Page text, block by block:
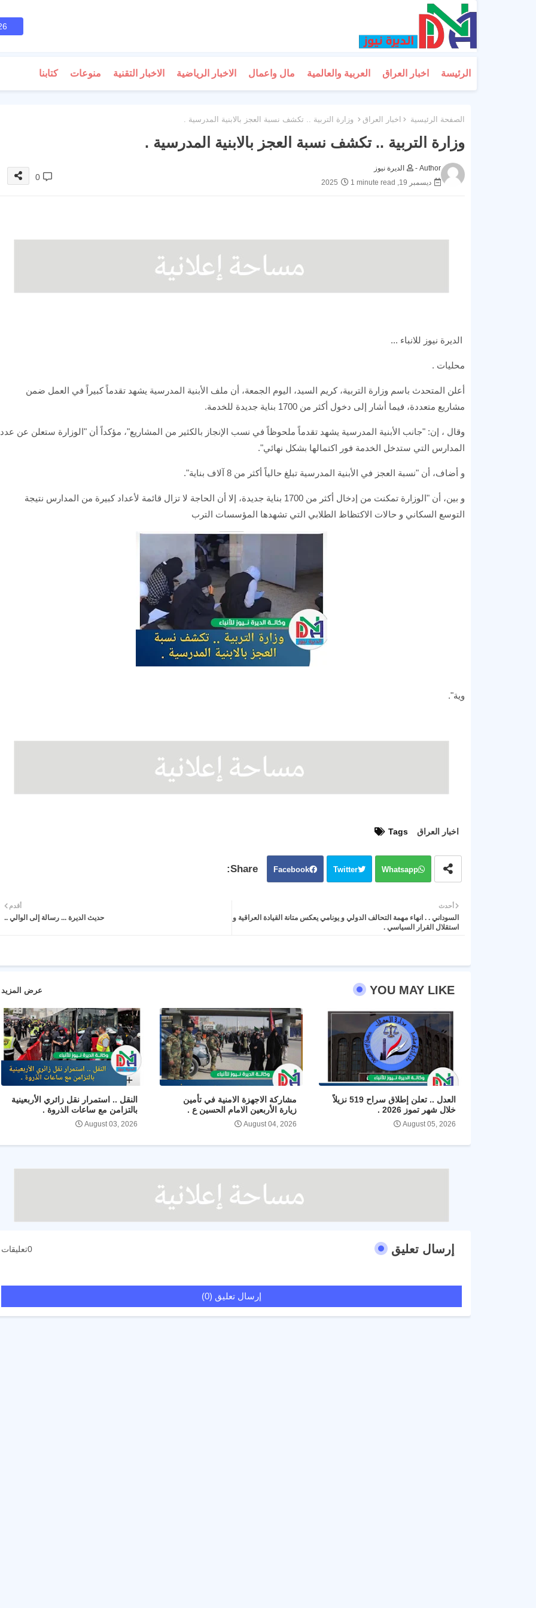
الرئيسة اخبار العراق العربية والعالمية مال واعمال الاخبار الرياضية الاخبار التقنية منوعات كتابنا
الصفحة الرئيسية اخبار العراق وزارة التربية .. تكشف نسبة العجز بالابنية المدرسية .
وزارة التربية .. تكشف نسبة العجز بالابنية المدرسية .
Author -
الديرة نيوز
ديسمبر 19, 2025
1 minute read
0
الديرة نيوز للانباء ...
محليات .
أعلن المتحدث باسم وزارة التربية، كريم السيد، اليوم الجمعة، أن ملف الأبنية المدرسية يشهد تقدماً كبيراً في العمل ضمن
مشاريع متعددة، فيما أشار إلى دخول أكثر من 1700 بناية جديدة للخدمة.
وقال ، إن: "جانب الأبنية المدرسية يشهد تقدماً ملحوظاً في نسب الإنجاز بالكثير من المشاريع"، مؤكداً أن "الوزارة ستعلن عن عدد
المدارس التي ستدخل الخدمة فور اكتمالها بشكل نهائي".
و أضاف، أن "نسبة العجز في الأبنية المدرسية تبلغ حالياً أكثر من 8 آلاف بناية".
و بين، أن "الوزارة تمكنت من إدخال أكثر من 1700 بناية جديدة، إلا أن الحاجة لا تزال قائمة لأعداد كبيرة من المدارس نتيجة
التوسع السكاني و حالات الاكتظاظ الطلابي التي تشهدها المؤسسات الترب
وية".
Tags اخبار العراق
Facebook Twitter Whatsapp
أحدث
السوداني . . انهاء مهمة التحالف الدولي و يونامي يعكس متانة القيادة العراقية و
استقلال القرار السياسي .
أقدم
حديث الديرة ... رسالة إلى الوالي ..
YOU MAY LIKE عرض المزيد
العدل .. تعلن إطلاق سراح 519 نزيلاً
خلال شهر تموز 2026 .
August 05, 2026
مشاركة الاجهزة الامنية في تأمين
زيارة الأربعين الامام الحسين ع .
August 04, 2026
النقل .. استمرار نقل زائري الأربعينية
بالتزامن مع ساعات الذروة .
August 03, 2026
إرسال تعليق 0تعليقات
إرسال تعليق (0)